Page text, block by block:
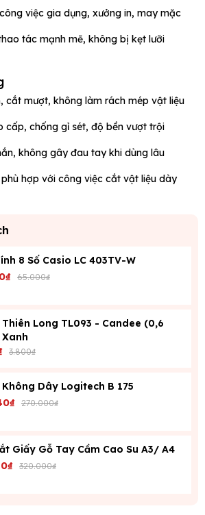
việc gia dụng, xưởng in, may mặc
tác mạnh mẽ, không bị kẹt lưỡi
cắt mượt, không làm rách mép vật liệu
cấp, chống gỉ sét, độ bền vượt trội
không gây đau tay khi dùng lâu
hợp với công việc cắt vật liệu dày
8 Số Casio LC 403TV-W
65.000₫
Thiên Long TL093 - Candee (0,6
3.800₫
Không Dây Logitech B 175
270.000₫
Giấy Gỗ Tay Cầm Cao Su A3/ A4
320.000₫